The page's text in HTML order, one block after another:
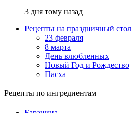
3 дня тому назад
Рецепты на праздничный стол
23 февраля
8 марта
День влюбленных
Новый Год и Рождество
Пасха
Рецепты по ингредиентам